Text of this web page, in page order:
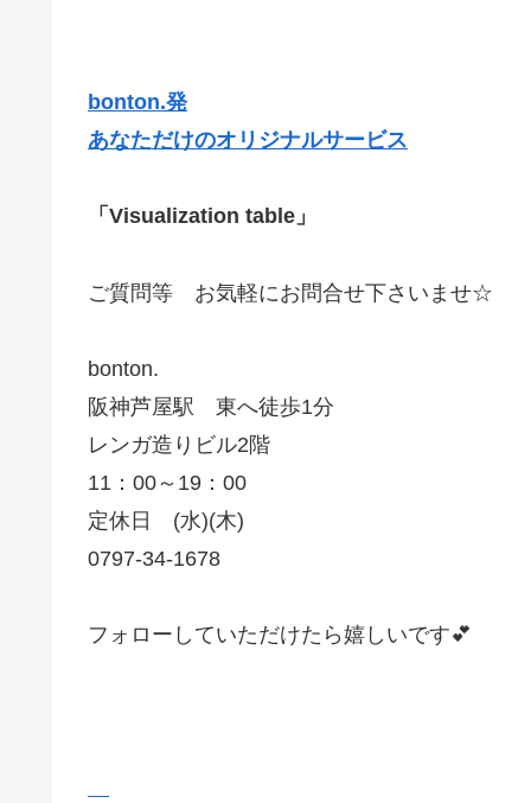
bonton.発
あなただけのオリジナルサービス
「Visualization table」
ご質問等 お気軽にお問合せ下さいませ☆
bonton.
阪神芦屋駅 東へ徒歩1分
レンガ造りビル2階
11：00～19：00
定休日 (水)(木)
0797-34-1678
フォローしていただけたら嬉しいです💕